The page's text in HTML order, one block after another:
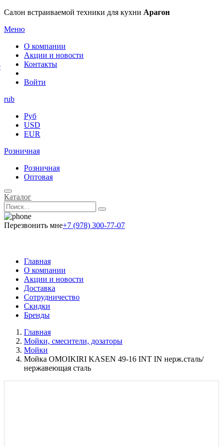
Салон встраиваемой техники для кухни Арагон
Меню
О компании
Акции и новости
Контакты
Войти
rub
Руб
USD
EUR
Розничная
Розничная
Оптовая
Каталог
Перезвонить мне+7 (978) 300-77-07
Главная
О компании
Акции и новости
Доставка
Сотрудничество
Скидки
Бренды
Главная
Мойки, смесители, дозаторы
Мойки
Мойка OMOIKIRI KASEN 49-16 INT IN нерж.сталь/
нержавеющая сталь